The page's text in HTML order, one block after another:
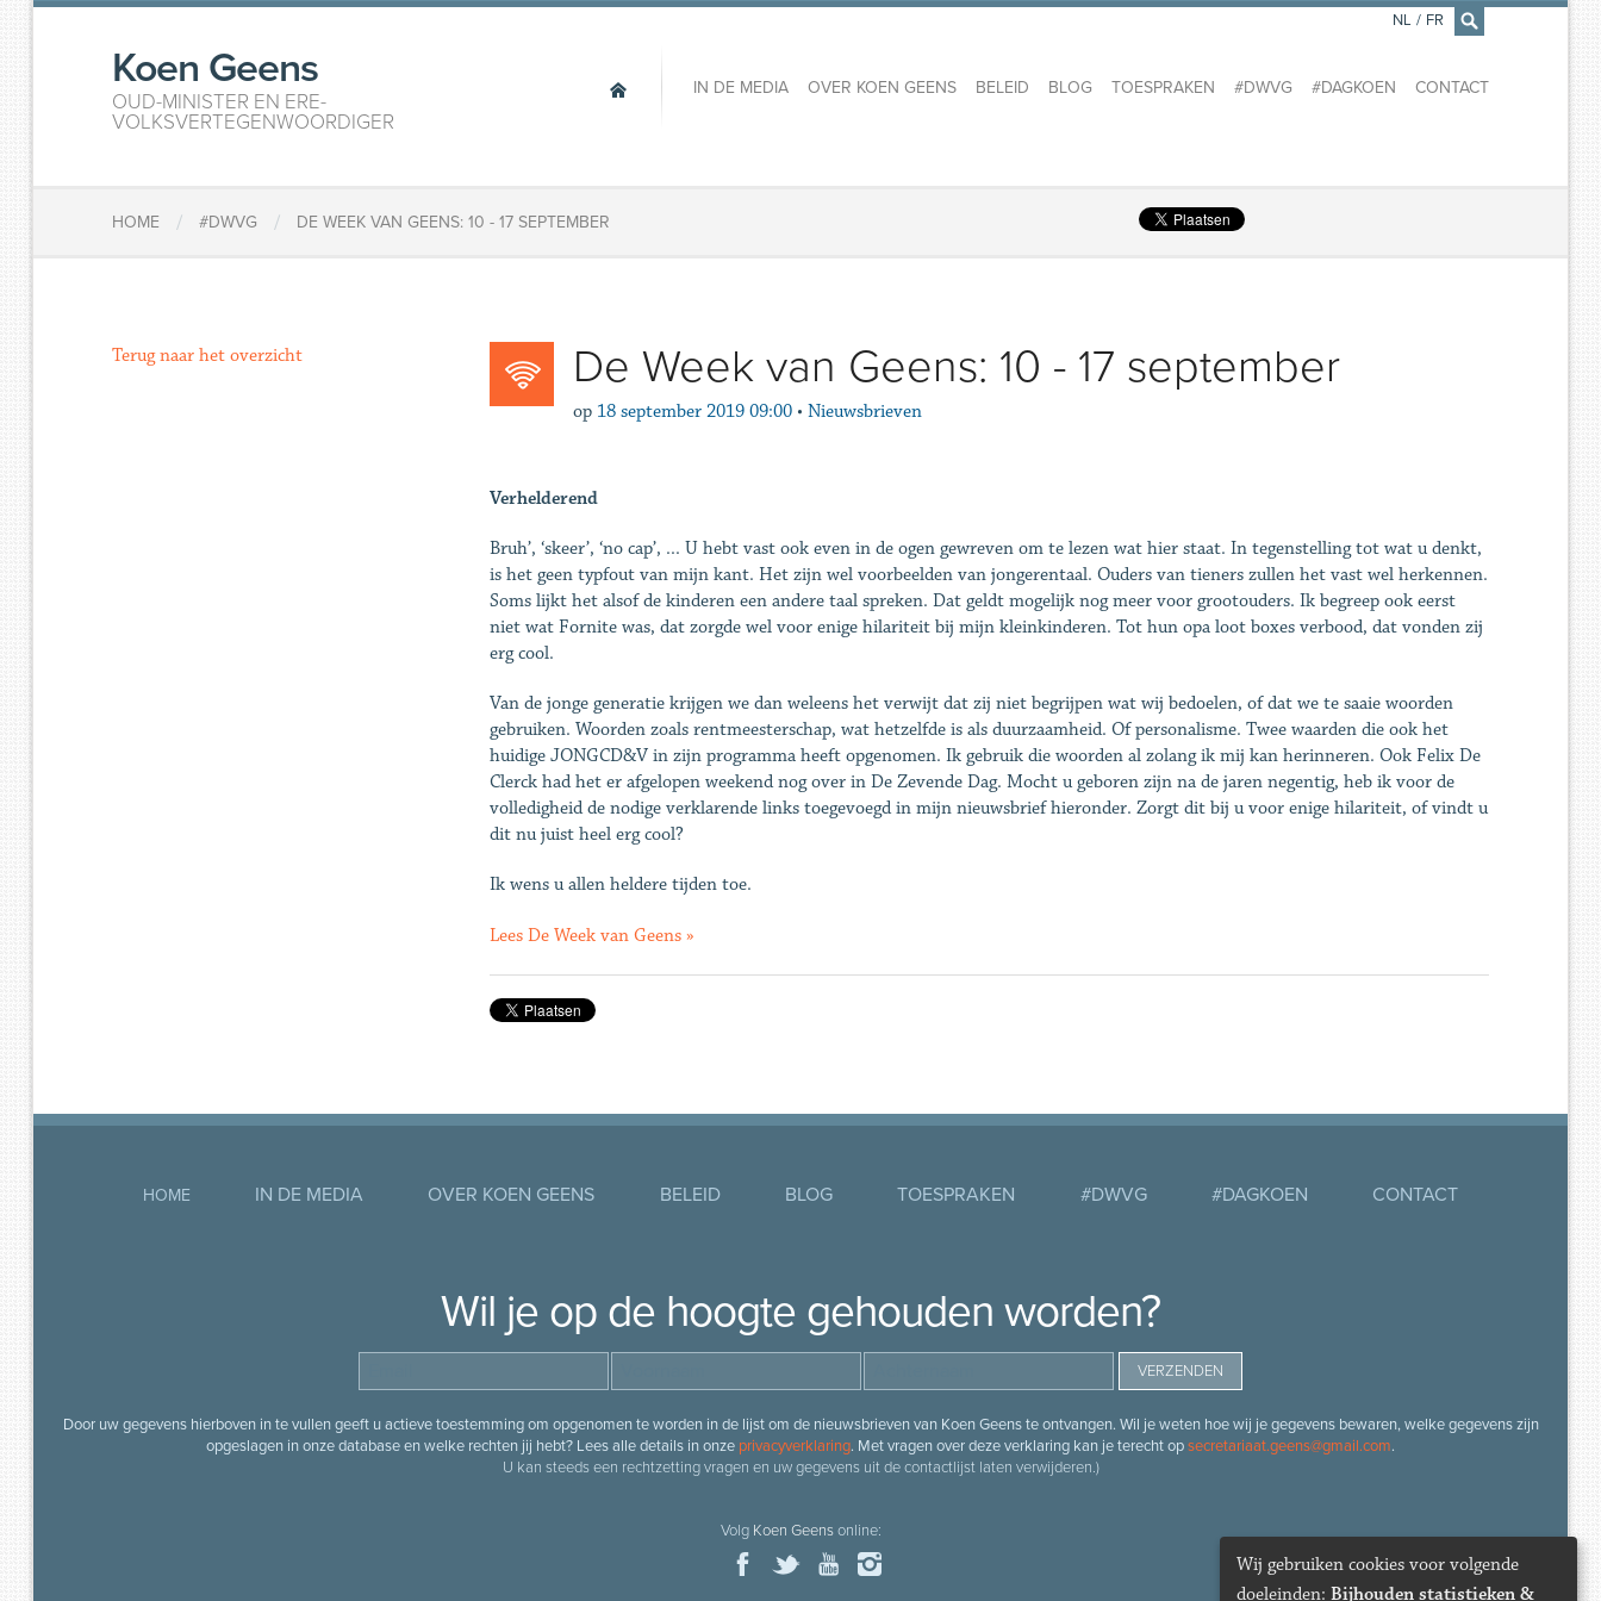
×
Koen Geens
OUD-MINISTER EN ERE-
VOLKSVERTEGENWOORDIGER
IN DE MEDIA OVER KOEN GEENS BELEID BLOG TOESPRAKEN #DWVG #DAGKOEN CONTACT
NL / FR
HOME / #DWVG / DE WEEK VAN GEENS: 10 - 17 SEPTEMBER
De Week van Geens: 10 - 17 september
op 18 september 2019 09:00 • Nieuwsbrieven
Verhelderend
Bruh’, ‘skeer’, ‘no cap’, ... U hebt vast ook even in de ogen gewreven om te lezen wat hier staat. In tegenstelling tot wat u denkt,
is het geen typfout van mijn kant. Het zijn wel voorbeelden van jongerentaal. Ouders van tieners zullen het vast wel herkennen.
Soms lijkt het alsof de kinderen een andere taal spreken. Dat geldt mogelijk nog meer voor grootouders. Ik begreep ook eerst
niet wat Fornite was, dat zorgde wel voor enige hilariteit bij mijn kleinkinderen. Tot hun opa loot boxes verbood, dat vonden zij
erg cool.
Van de jonge generatie krijgen we dan weleens het verwijt dat zij niet begrijpen wat wij bedoelen, of dat we te saaie woorden
gebruiken. Woorden zoals rentmeesterschap, wat hetzelfde is als duurzaamheid. Of personalisme. Twee waarden die ook het
huidige JONGCD&V in zijn programma heeft opgenomen. Ik gebruik die woorden al zolang ik mij kan herinneren. Ook Felix De
Clerck had het er afgelopen weekend nog over in De Zevende Dag. Mocht u geboren zijn na de jaren negentig, heb ik voor de
volledigheid de nodige verklarende links toegevoegd in mijn nieuwsbrief hieronder. Zorgt dit bij u voor enige hilariteit, of vindt u
dit nu juist heel erg cool?
Ik wens u allen heldere tijden toe.
Lees De Week van Geens »
Terug naar het overzicht
HOME IN DE MEDIA OVER KOEN GEENS BELEID BLOG TOESPRAKEN #DWVG #DAGKOEN CONTACT
Wil je op de hoogte gehouden worden?
Door uw gegevens hierboven in te vullen geeft u actieve toestemming om opgenomen te worden in de lijst om de nieuwsbrieven van Koen Geens te ontvangen. Wil je weten hoe wij je gegevens bewaren, welke gegevens zijn
opgeslagen in onze database en welke rechten jij hebt? Lees alle details in onze privacyverklaring. Met vragen over deze verklaring kan je terecht opsecretariaat.geens@gmail.com.
U kan steeds een rechtzetting vragen en uw gegevens uit de contactlijst laten verwijderen.)
Volg Koen Geensonline:
Wij gebruiken cookies voor volgende
doeleinden: Bijhouden statistieken &